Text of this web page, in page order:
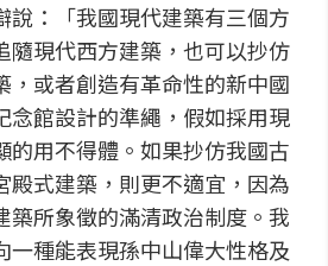
說：「我國現代建築有三個方
隨現代西方建築，也可以抄仿
，或者創造有革命性的新中國
館設計的準繩，假如採用現
的用不得體。如果抄仿我國古
殿式建築，則更不適宜，因為
築所象徵的滿清政治制度。我
一種能表現孫中山偉大性格及